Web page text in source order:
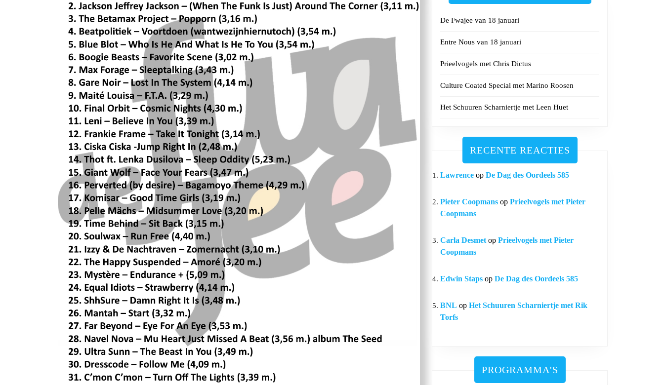
De Fwajee van 18 januari
Entre Nous van 18 januari
Prieelvogels met Chris Dictus
Culture Coated Special met Marino Roosen
Het Schuuren Scharniertje met Leen Huet
RECENTE REACTIES
Lawrence op De Dag des Oordeels 585
Pieter Coopmans op Prieelvogels met Pieter
Coopmans
Carla Desmet op Prieelvogels met Pieter
Coopmans
Edwin Staps op De Dag des Oordeels 585
BNL op Het Schuuren Scharniertje met Rik
Torfs
PROGRAMMA'S